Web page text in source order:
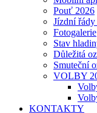
Pouť 2026
Jízdní řády
Fotogalerie
Stav
Důležitá
Smuteční
VOLBY
KONTAKTY